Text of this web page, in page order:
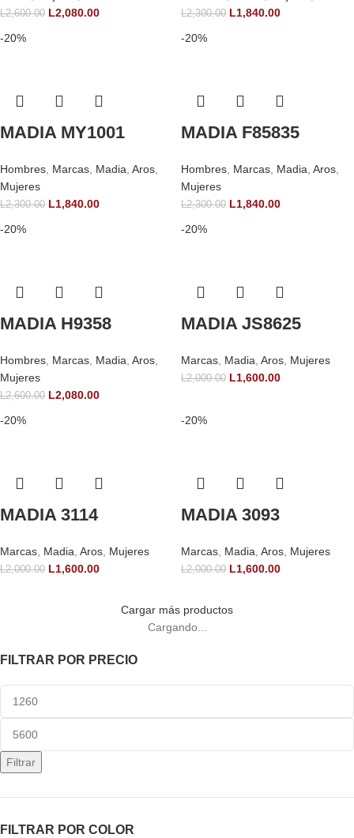
FILTRAR POR PRECIO
Filtrar
FILTRAR POR COLOR
L2,600.00 L2,080.00 L2,300.00 L1,840.00
-20%
MADIA MY1001
Hombres Marcas Madia Aros
Mujeres
L2,300.00 L1,840.00
-20%
MADIA F85835
Hombres Marcas Madia Aros
Mujeres
L2,300.00 L1,840.00
-20%
MADIA H9358
Hombres Marcas Madia Aros
Mujeres
L2,600.00 L2,080.00
-20%
MADIA JS8625
Marcas Madia Aros Mujeres
L2,000.00 L1,600.00
-20%
MADIA 3114
Marcas Madia Aros Mujeres
L2,000.00 L1,600.00
-20%
MADIA 3093
Marcas Madia Aros Mujeres
L2,000.00 L1,600.00
Cargar más productos
Cargando...